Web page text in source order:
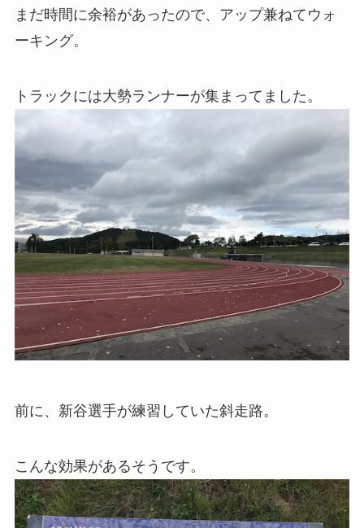
まだ時間に余裕があったので、アップ兼ねてウォ
ーキング。
トラックには大勢ランナーが集まってました。
前に、新谷選手が練習していた斜走路。
こんな効果があるそうです。